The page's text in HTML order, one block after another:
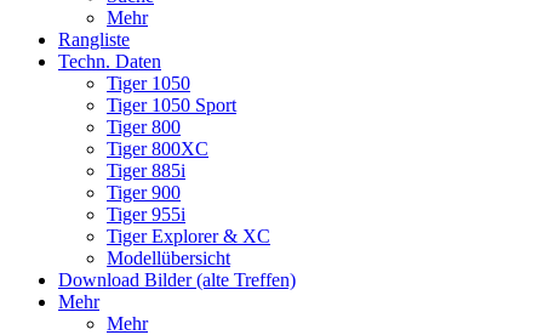
Mehr
Rangliste
Techn. Daten
Tiger 1050
Tiger 1050 Sport
Tiger 800
Tiger 800XC
Tiger 885i
Tiger 900
Tiger 955i
Tiger Explorer & XC
Modellübersicht
Download Bilder (alte Treffen)
Mehr
Mehr